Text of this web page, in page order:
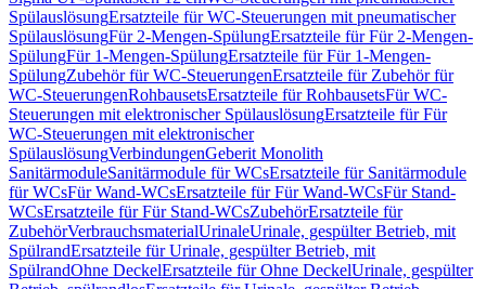
SpülauslösungErsatzteile für WC-Steuerungen mit pneumatischer
SpülauslösungFür 2-Mengen-SpülungErsatzteile für Für 2-Mengen-
SpülungFür 1-Mengen-SpülungErsatzteile für Für 1-Mengen-
SpülungZubehör für WC-SteuerungenErsatzteile für Zubehör für
WC-SteuerungenRohbausetsErsatzteile für RohbausetsFür WC-
Steuerungen mit elektronischer SpülauslösungErsatzteile für Für
WC-Steuerungen mit elektronischer
SpülauslösungVerbindungenGeberit Monolith
SanitärmoduleSanitärmodule für WCsErsatzteile für Sanitärmodule
für WCsFür Wand-WCsErsatzteile für Für Wand-WCsFür Stand-
WCsErsatzteile für Für Stand-WCsZubehörErsatzteile für
ZubehörVerbrauchsmaterialUrinaleUrinale, gespülter Betrieb, mit
SpülrandErsatzteile für Urinale, gespülter Betrieb, mit
SpülrandOhne DeckelErsatzteile für Ohne DeckelUrinale, gespülter